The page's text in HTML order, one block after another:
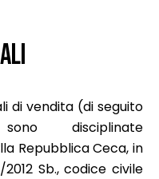
di vendita (di seguito
disciplinate
Repubblica Ceca, in
Sb., codice civile